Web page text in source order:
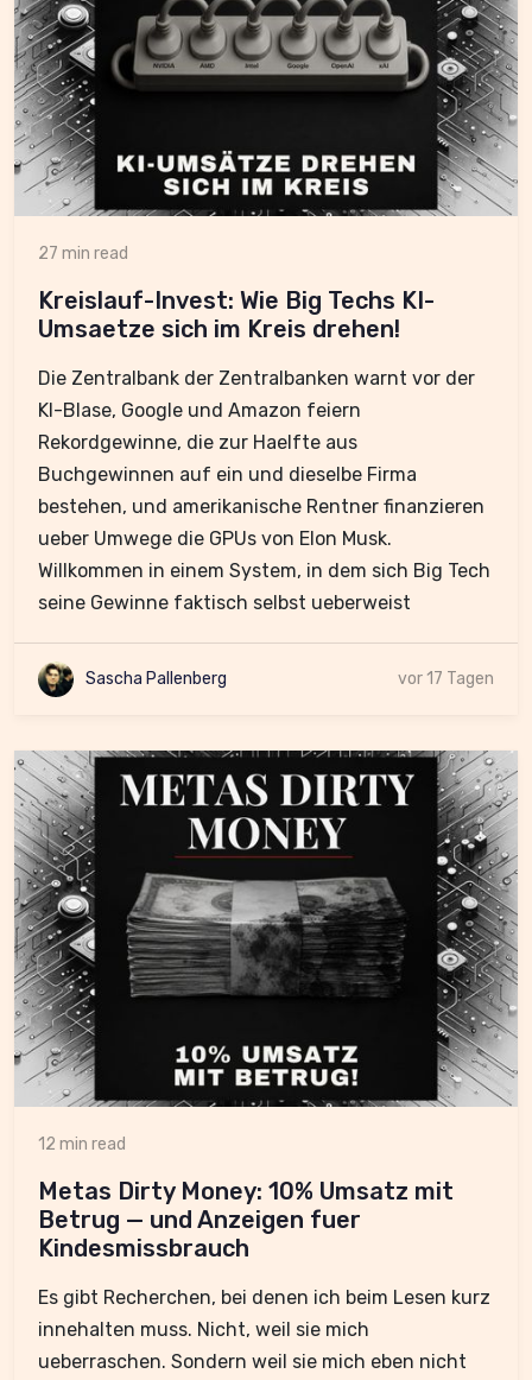
27 min read
Kreislauf-Invest: Wie Big Techs KI-
Umsaetze sich im Kreis drehen!
Die Zentralbank der Zentralbanken warnt vor der
KI-Blase, Google und Amazon feiern
Rekordgewinne, die zur Haelfte aus
Buchgewinnen auf ein und dieselbe Firma
bestehen, und amerikanische Rentner finanzieren
ueber Umwege die GPUs von Elon Musk.
Willkommen in einem System, in dem sich Big Tech
seine Gewinne faktisch selbst ueberweist
Sascha Pallenberg vor 17 Tagen
12 min read
Metas Dirty Money: 10% Umsatz mit
Betrug — und Anzeigen fuer
Kindesmissbrauch
Es gibt Recherchen, bei denen ich beim Lesen kurz
innehalten muss. Nicht, weil sie mich
ueberraschen. Sondern weil sie mich eben nicht